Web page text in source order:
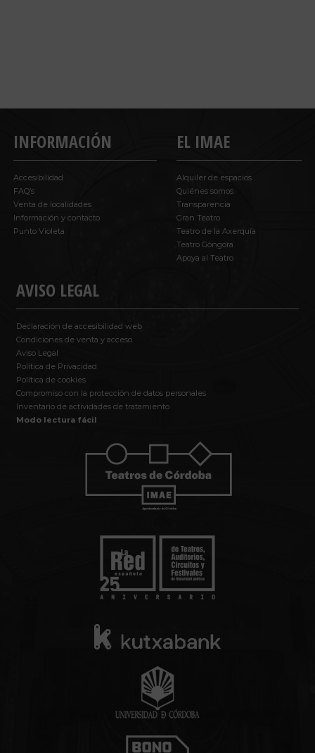
INFORMACIÓN
Accesibilidad
FAQ’s
Venta de localidades
Información y contacto
Punto Violeta
AVISO LEGAL
Declaración de accesibilidad web
Condiciones de venta y acceso
Aviso Legal
Política de Privacidad
Política de cookies
Compromiso con la protección de datos personales
Inventario de actividades de tratamiento
Modo lectura fácil
EL IMAE
Alquiler de espacios
Quiénes somos
Transparencia
Gran Teatro
Teatro de la Axerquía
Teatro Góngora
Apoya al Teatro